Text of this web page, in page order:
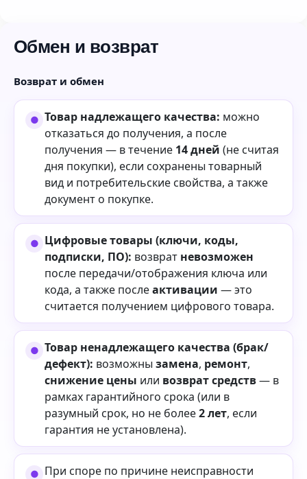
Обмен и возврат
Возврат и обмен
Товар надлежащего качества: можно
отказаться до получения, а после
получения — в течение 14 дней (не считая
дня покупки), если сохранены товарный
вид и потребительские свойства, а также
документ о покупке.
Цифровые товары (ключи, коды,
подписки, ПО): возврат невозможен
после передачи/отображения ключа или
кода, а также послеактивации — это
считается получением цифрового товара.
Товар ненадлежащего качества (брак/
дефект): возможны замена, ремонт,
снижение цены или возврат средств— в
рамках гарантийного срока (или в
разумный срок, но не более2 лет, если
гарантия не установлена).
При споре по причине неисправности